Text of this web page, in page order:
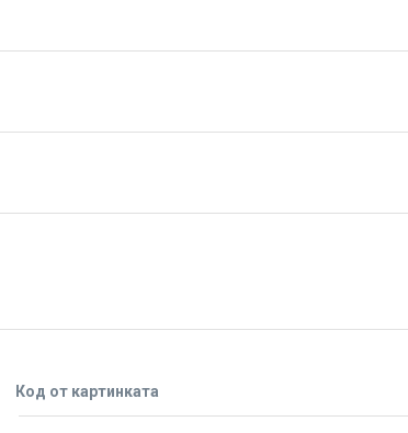
Код от картинката